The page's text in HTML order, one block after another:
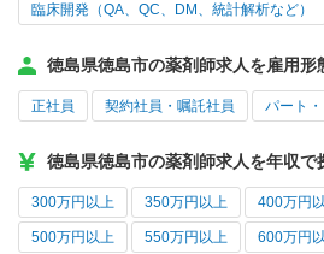
臨床開発（QA、QC、DM、統計解析など）
徳島県徳島市の薬剤師求人を雇用形
正社員 契約社員・嘱託社員 パート
徳島県徳島市の薬剤師求人を年収で
300万円以上 350万円以上 400万円
500万円以上 550万円以上 600万円